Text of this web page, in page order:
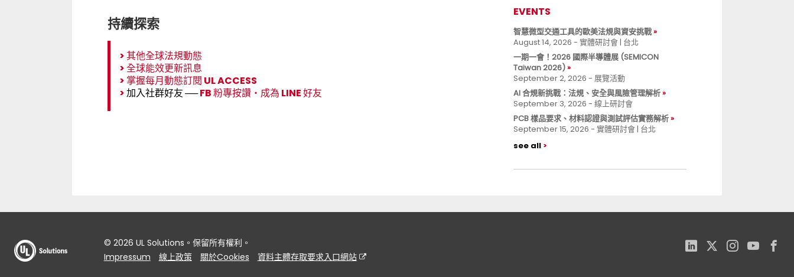
持續探索
>其他全球法規動態
>全球能效更新訊息
> 掌握每月動態訂閱 UL ACCESS
>加入社群好友 ──FB 粉專按讚 ‧ 成為 LINE 好友
EVENTS
智慧微型交通工具的歐美法規與資安挑戰
August 14, 2026 - 實體研討會 | 台北
一期一會！2026 國際半導體展 (SEMICON
Taiwan 2026)
September 2, 2026 - 展覽活動
AI 合規新挑戰：法規、安全與風險管理解析
September 3, 2026 - 線上研討會
PCB 樣品要求、材料認證與測試評估實務解析
September 15, 2026 - 實體研討會 | 台北
see all
© 2026 UL Solutions。保留所有權利。
Impressum
線上政策 關於Cookies 資料主體存取要求入口網站